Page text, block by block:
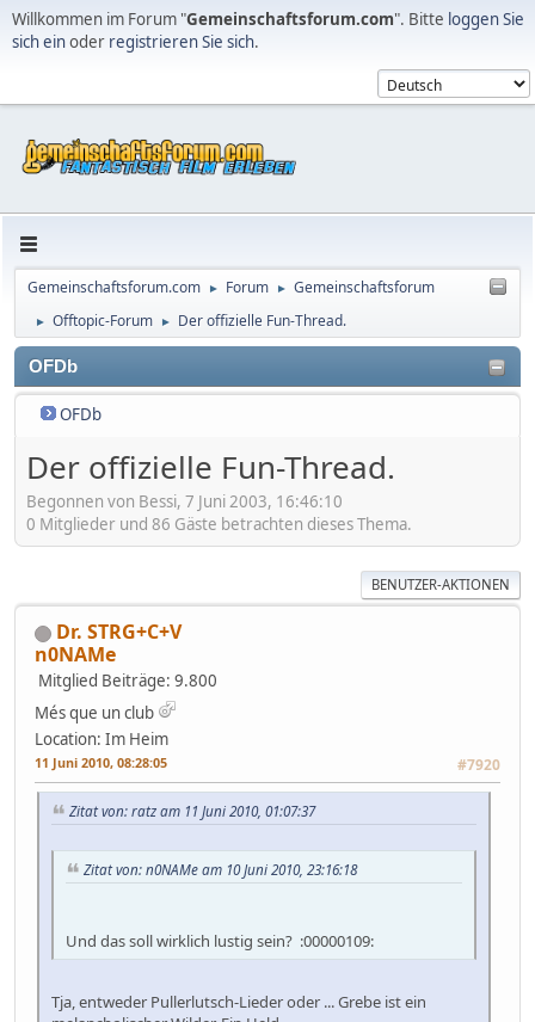
Willkommen im Forum "Gemeinschaftsforum.com". Bitte loggen Sie
sich einoder registrieren Sie sich.
Gemeinschaftsforum.com ► Forum ► Gemeinschaftsforum
► Offtopic-Forum ► Der offizielle Fun-Thread.
OFDb
OFDb
Der offizielle Fun-Thread.
Begonnen von Bessi, 7 Juni 2003, 16:46:10
0 Mitglieder und 86 Gäste betrachten dieses Thema.
BENUTZER-AKTIONEN
Dr. STRG+C+V
n0NAMe
Mitglied Beiträge: 9.800
Més que un club
Location: Im Heim
11 Juni 2010, 08:28:05 #7920
Zitat von: ratz am 11 Juni 2010, 01:07:37
Zitat von: n0NAMe am 10 Juni 2010, 23:16:18
Und das soll wirklich lustig sein? :00000109:
Tja, entweder Pullerlutsch-Lieder oder ... Grebe ist ein